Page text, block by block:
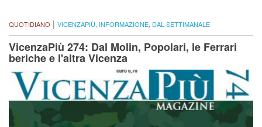
QUOTIDIANO | VICENZAPIÙ INFORMAZIONE DAL SETTIMANALE
VicenzaPiù 274: Dal Molin, Popolari, le Ferrari
beriche e l'altra Vicenza